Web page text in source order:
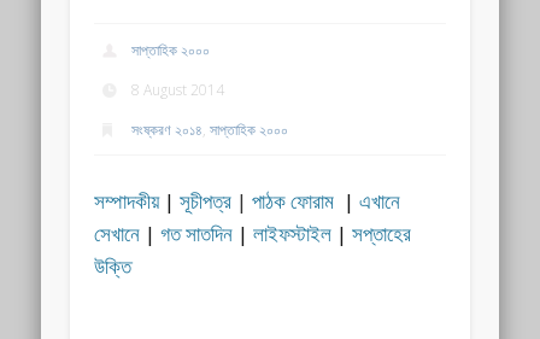
সাপ্তাহিক ২০০০
8 August 2014
সংষ্করণ ২০১৪,সাপ্তাহিক ২০০০
সম্পাদকীয়|সূচীপত্র |পাঠক ফোরাম |এখানে
সেখানে |গত সাতদিন |লাইফস্টাইল |সপ্তাহের
উক্তি